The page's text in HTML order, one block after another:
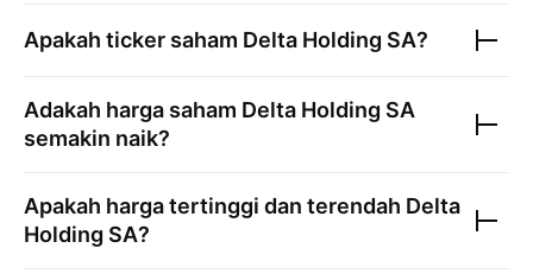
Apakah ticker saham Delta Holding SA?
Adakah harga saham Delta Holding SA
semakin naik?
Apakah harga tertinggi dan terendah Delta
Holding SA?